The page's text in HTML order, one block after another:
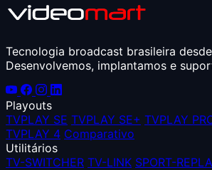
Tecnologia broadcast brasileira desde
Desenvolvemos, implantamos e
Playouts
TVPLAY SE TVPLAY SE+ TVPLAY
TVPLAY 4 Comparativo
Utilitários
TV-SWITCHER TV-LINK SPORT-